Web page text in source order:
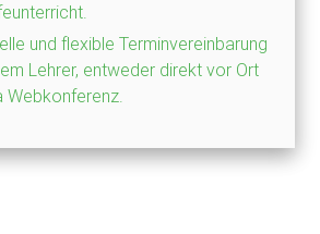
und flexible Terminvereinbarung
Lehrer, entweder direkt vor Ort
Webkonferenz.